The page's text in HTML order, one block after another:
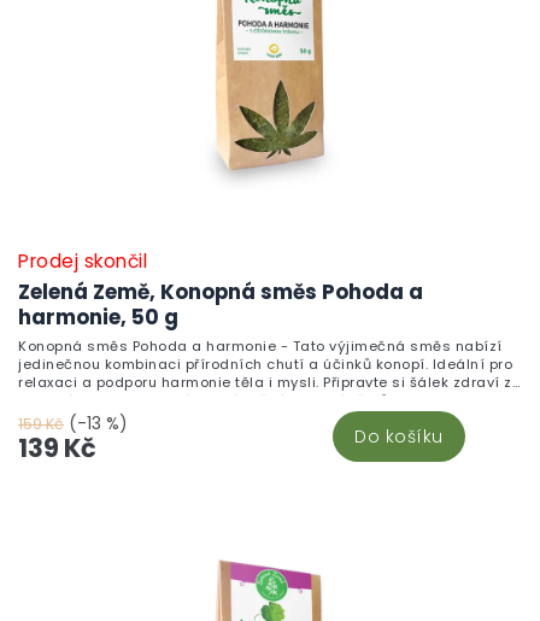
Zelená Země, Konopná směs Pohoda a
harmonie, 50 g
Prodej skončil
159 Kč (-13 %)
139 Kč Do košíku
Konopná směs Pohoda a harmonie - Tato výjimečná směs nabízí
jedinečnou kombinaci přírodních chutí a účinků konopí. Ideální pro
relaxaci a podporu harmonie těla i mysli. Připravte si šálek zdraví z
kvalitních surovin, který ocení každý milovník čajů.